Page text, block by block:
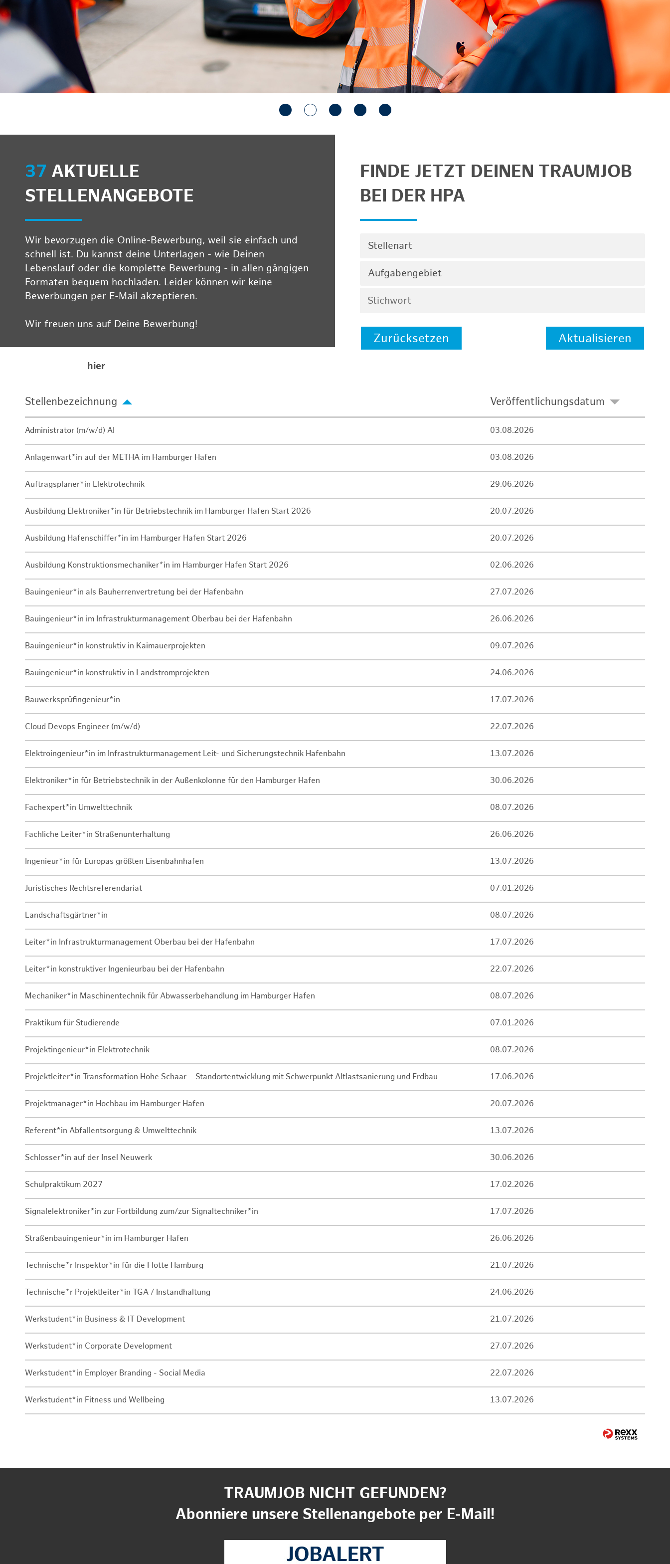
anzeigen/schließen
37 AKTUELLE
STELLENANGEBOTE
Wir bevorzugen die Online-Bewerbung, weil sie einfach und
schnell ist. Du kannst deine Unterlagen - wie Deinen
Lebenslauf oder die komplette Bewerbung - in allen gängigen
Formaten bequem hochladen. Leider können wir keine
Bewerbungen per E-Mail akzeptieren.
Wir freuen uns auf Deine Bewerbung!
hier
FINDE JETZT DEINEN TRAUMJOB
BEI DER HPA
Stellenart
Aufgabengebiet
Zurücksetzen Aktualisieren
Stellenbezeichnung Veröffentlichungsdatum
Administrator (m/w/d) AI 03.08.2026
Anlagenwart*in auf der METHA im Hamburger Hafen 03.08.2026
Auftragsplaner*in Elektrotechnik 29.06.2026
Ausbildung Elektroniker*in für Betriebstechnik im Hamburger Hafen Start 2026 20.07.2026
Ausbildung Hafenschiffer*in im Hamburger Hafen Start 2026 20.07.2026
Ausbildung Konstruktionsmechaniker*in im Hamburger Hafen Start 2026 02.06.2026
Bauingenieur*in als Bauherrenvertretung bei der Hafenbahn 27.07.2026
Bauingenieur*in im Infrastrukturmanagement Oberbau bei der Hafenbahn 26.06.2026
Bauingenieur*in konstruktiv in Kaimauerprojekten 09.07.2026
Bauingenieur*in konstruktiv in Landstromprojekten 24.06.2026
Bauwerksprüfingenieur*in 17.07.2026
Cloud Devops Engineer (m/w/d) 22.07.2026
Elektroingenieur*in im Infrastrukturmanagement Leit- und Sicherungstechnik Hafenbahn 13.07.2026
Elektroniker*in für Betriebstechnik in der Außenkolonne für den Hamburger Hafen 30.06.2026
Fachexpert*in Umwelttechnik 08.07.2026
Fachliche Leiter*in Straßenunterhaltung 26.06.2026
Ingenieur*in für Europas größten Eisenbahnhafen 13.07.2026
Juristisches Rechtsreferendariat 07.01.2026
Landschaftsgärtner*in 08.07.2026
Leiter*in Infrastrukturmanagement Oberbau bei der Hafenbahn 17.07.2026
Leiter*in konstruktiver Ingenieurbau bei der Hafenbahn 22.07.2026
Mechaniker*in Maschinentechnik für Abwasserbehandlung im Hamburger Hafen 08.07.2026
Praktikum für Studierende 07.01.2026
Projektingenieur*in Elektrotechnik 08.07.2026
Projektleiter*in Transformation Hohe Schaar – Standortentwicklung mit Schwerpunkt Altlastsanierung und Erdbau 17.06.2026
Projektmanager*in Hochbau im Hamburger Hafen 20.07.2026
Referent*in Abfallentsorgung & Umwelttechnik 13.07.2026
Schlosser*in auf der Insel Neuwerk 30.06.2026
Schulpraktikum 2027 17.02.2026
Signalelektroniker*in zur Fortbildung zum/zur Signaltechniker*in 17.07.2026
Straßenbauingenieur*in im Hamburger Hafen 26.06.2026
Technische*r Inspektor*in für die Flotte Hamburg 21.07.2026
Technische*r Projektleiter*in TGA / Instandhaltung 24.06.2026
Werkstudent*in Business & IT Development 21.07.2026
Werkstudent*in Corporate Development 27.07.2026
Werkstudent*in Employer Branding - Social Media 22.07.2026
Werkstudent*in Fitness und Wellbeing 13.07.2026
TRAUMJOB NICHT GEFUNDEN?
Abonniere unsere Stellenangebote per E-Mail!